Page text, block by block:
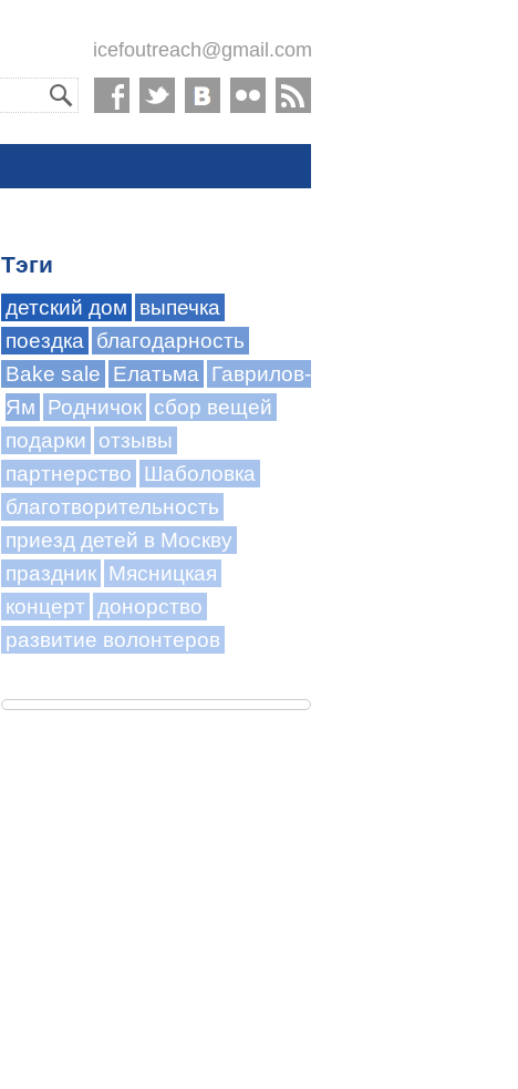
icefoutreach@gmail.com
Тэги
детский дом
выпечка
поездка
благодарность
Bake sale
Елатьма
Гаврилов-
Ям
Родничок сбор вещей
подарки
отзывы
партнерство
Шаболовка
благотворительность
приезд детей в Москву
праздник Мясницкая
концерт донорство
развитие волонтеров